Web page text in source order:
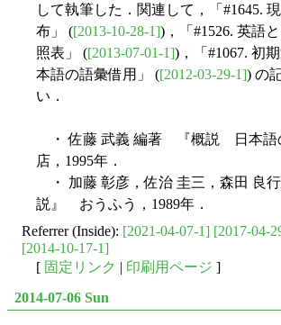
して執筆した．関連して，「#1645.
布」 ([2013-10-28-1])，「#1526. 英語
照表」 ([2013-07-01-1])，「#1067. 初
本語の語彙借用」 ([2012-03-29-1]) の
い．
・ 佐藤 武義 編著 『概説 日本語
店，1995年．
・ 加藤 彰彦，佐治 圭三，森田 良
説』 おうふう，1989年．
Referrer (Inside): [2021-04-07-1] [2017-04-
[2014-10-17-1]
[ 固定リンク | 印刷用ページ ]
2014-07-06 Sun